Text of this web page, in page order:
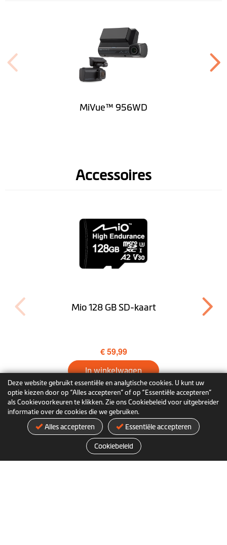
Deze website gebruikt essentiële en analytische cookies. U kunt uw
optie kiezen door op “Alles accepteren” of op “Essentiële accepteren”
als Cookievoorkeuren te klikken. Zie ons Cookiebeleid voor uitgebreider
informatie over de cookies die we gebruiken.
Alles accepteren Essentiële accepteren
Cookiebeleid
MiVue™ 956WD
Accessoires
Mio 128 GB SD-kaart
€ 59,99
In winkelwagen
Meer informatie